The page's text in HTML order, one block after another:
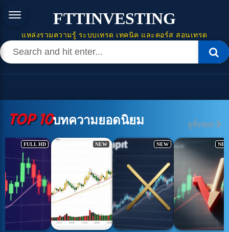
FTTINVESTING
แหล่งรวมความรู้ ระบบเทรด เทคนิค และคอร์ส สอนเทรด
TOP 10บทความยอดนิยม ดูทั้งหมด
NEW NEW NEW FULL HD